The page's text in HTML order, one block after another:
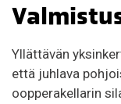
Yllättävän
että juhlava
oopperakellarin